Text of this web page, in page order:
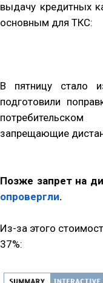
выдачу кредитных
основным для ТКС:
В пятницу стало
подготовили
запрещающие
Позже запрет на
опровергли.
Из-за этого
37%: